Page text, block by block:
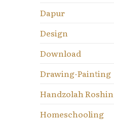
Dapur
Design
Download
Drawing-Painting
Handzolah Roshin
Homeschooling